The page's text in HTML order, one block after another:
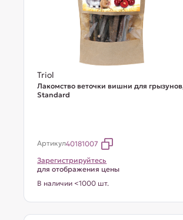
Triol
Лакомство веточки вишни для
Standard
Артикул40181007
Зарегистрируйтесь
для отображения цены
В наличии <1000 шт.